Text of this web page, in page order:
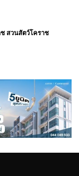
สวนสัตว์โคราช